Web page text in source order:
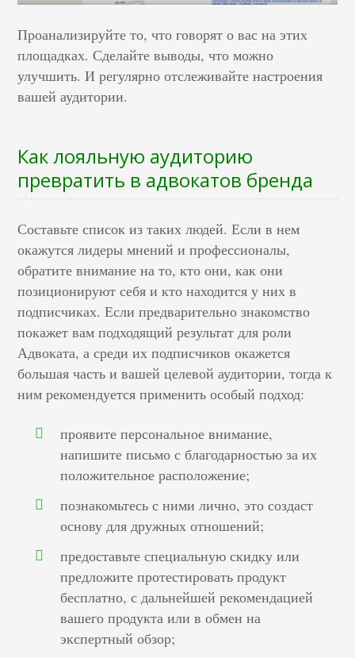
Проанализируйте то, что говорят о вас на этих
площадках. Сделайте выводы, что можно
улучшить. И регулярно отслеживайте настроения
вашей аудитории.
Как лояльную аудиторию
превратить в адвокатов бренда
Составьте список из таких людей. Если в нем
окажутся лидеры мнений и профессионалы,
обратите внимание на то, кто они, как они
позиционируют себя и кто находится у них в
подписчиках. Если предварительно знакомство
покажет вам подходящий результат для роли
Адвоката, а среди их подписчиков окажется
большая часть и вашей целевой аудитории, тогда к
ним рекомендуется применить особый подход:
проявите персональное внимание,
напишите письмо с благодарностью за их
положительное расположение;
познакомьтесь с ними лично, это создаст
основу для дружных отношений;
предоставьте специальную скидку или
предложите протестировать продукт
бесплатно, с дальнейшей рекомендацией
вашего продукта или в обмен на
экспертный обзор;